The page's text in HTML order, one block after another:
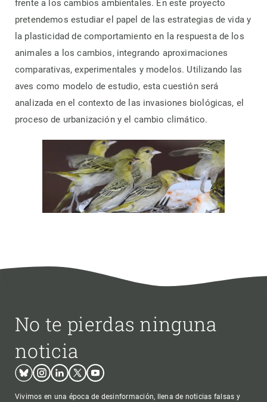
frente a los cambios ambientales. En este proyecto
pretendemos estudiar el papel de las estrategias de vida y
la plasticidad de comportamiento en la respuesta de los
animales a los cambios, integrando aproximaciones
comparativas, experimentales y modelos. Utilizando las
aves como modelo de estudio, esta cuestión será
analizada en el contexto de las invasiones biológicas, el
proceso de urbanización y el cambio climático.
No te pierdas ninguna
noticia
BlueskyInstagram
LinkedinTwitterYoutube
Vivimos en una época de desinformación, llena de noticias falsas y